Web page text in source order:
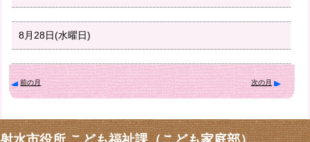
8月28日(水曜日)
前の月 次の月